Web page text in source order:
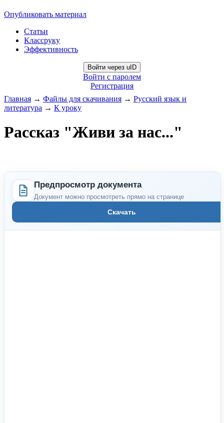
Опубликовать материал
Статьи
Классруку
Эффективность
Войти через uID
Войти с паролем
Регистрация
Главная → Файлы для скачивания → Русский язык и
литература → К уроку
Рассказ "Живи за нас..."
Предпросмотр документа
Документ можно просмотреть прямо на странице
Скачать